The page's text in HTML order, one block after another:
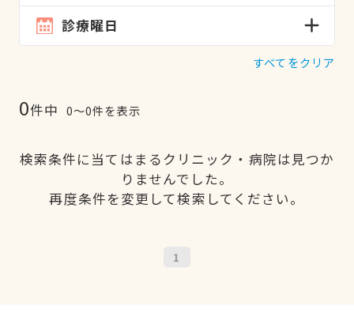
診療曜日
すべてをクリア
0件中 0〜0件を表示
検索条件に当てはまるクリニック・病院は見つか
りませんでした。
再度条件を変更して検索してください。
1